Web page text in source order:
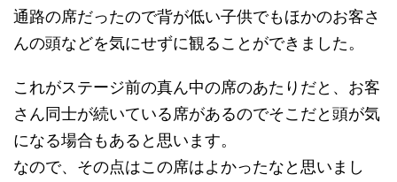
通路の席だったので背が低い子供でもほかのお客さ
んの頭などを気にせずに観ることができました。
これがステージ前の真ん中の席のあたりだと、お客
さん同士が続いている席があるのでそこだと頭が気
になる場合もあると思います。
なので、その点はこの席はよかったなと思いまし